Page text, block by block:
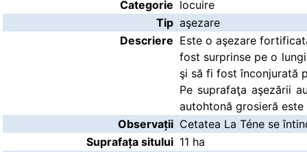
Categorie locuire
Tip aşezare
Descriere Este o aşezare
fost surprinse pe o
şi să fi fost înconjurată
Pe suprafaţa aşezării
autohtonă grosieră
Observații Cetatea La Téne se
Suprafața sitului 11 ha